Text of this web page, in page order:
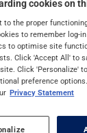
recherchés,
certains
:
cookies on
to the proper
to remember log-
to optimise site
Click 'Accept All' to
Click 'Personalize'
preference
Privacy Statement